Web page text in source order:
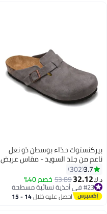
18
بيركنستوك حذاء بوسطن ذو نعل
ناعم من جلد السويد - مقاس عريض
(المقاس كبير؛ يوصى بطلب مقاس
أصغر بمقدار مقاس واحد)
3.7
302
د.ك‏32.12
53.89خصم 40%
#23 في أحذية نسائية مسطحة
#23 في أحذية نسائية مسطحة احصل عليه خلال 14 - 15